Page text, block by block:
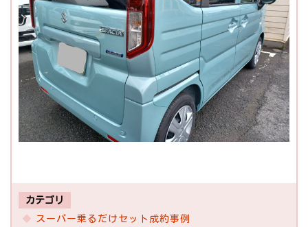
カテゴリ
スーパー乗るだけセット成約事例